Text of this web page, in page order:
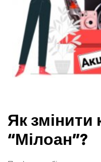
Як змінити
“Мілоан”?